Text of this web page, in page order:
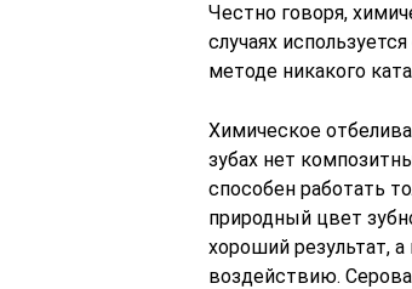
Честно говоря,
случаях
методе никакого
Химическое
зубах нет
способен работать
природный цвет
хороший результат,
воздействию.